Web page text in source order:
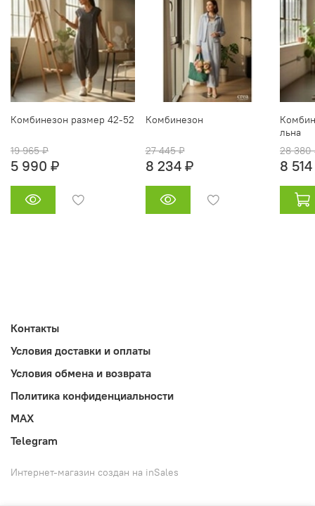
Комбинезон размер 42-52
19 965 ₽
5 990 ₽
Комбинезон
27 445 ₽
8 234 ₽
льна
28 380
8
Контакты
Условия доставки и оплаты
Условия обмена и возврата
Политика конфиденциальности
MAX
Telegram
Интернет-магазин создан на inSales